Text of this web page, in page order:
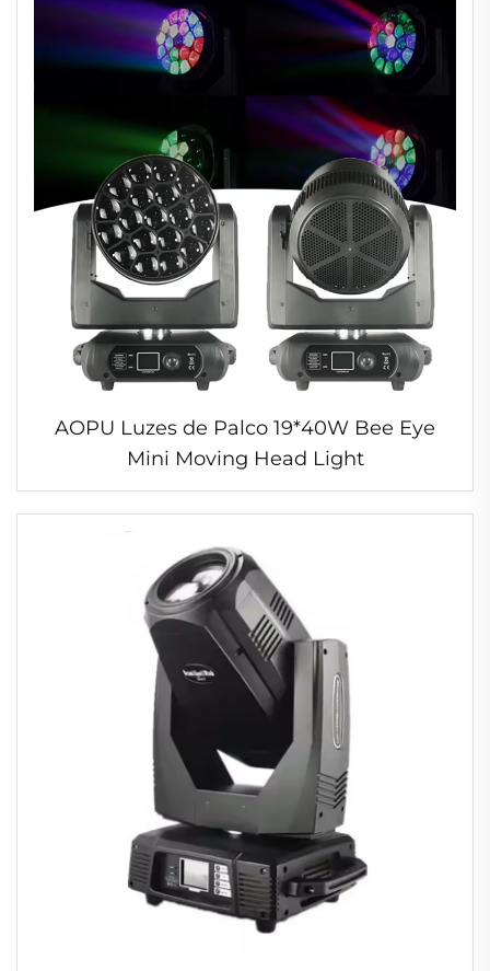
AOPU Luzes de Palco 19*40W Bee Eye
Mini Moving Head Light